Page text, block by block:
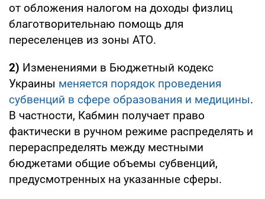
от обложения налогом на доходы физлиц
благотворительнаю помощь для
переселенцев из зоны АТО.
2) Изменениями в Бюджетный кодекс
Украины меняется порядок проведения
субвенций в сфере образования и медицины.
В частности, Кабмин получает право
фактически в ручном режиме распределять и
перераспределять между местными
бюджетами общие объемы субвенций,
предусмотренных на указанные сферы.